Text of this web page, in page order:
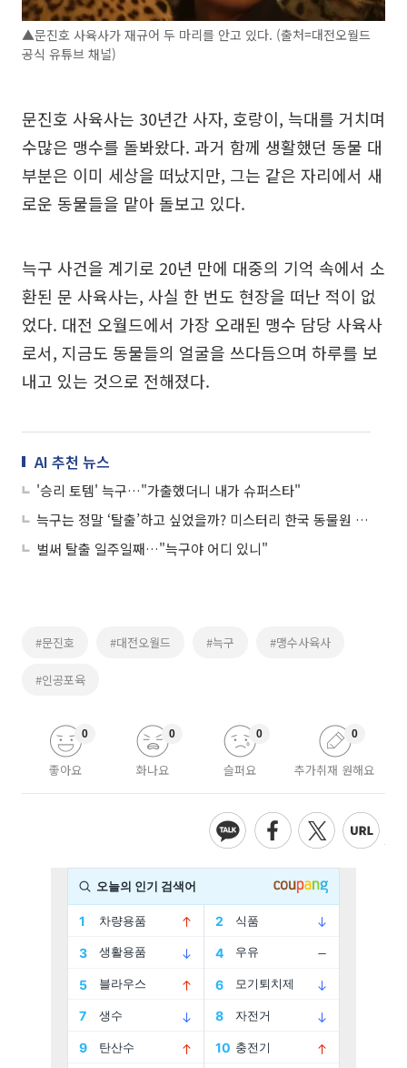
▲문진호 사육사가 재규어 두 마리를 안고 있다. (출처=대전오월드
공식 유튜브 채널)
문진호 사육사는 30년간 사자, 호랑이, 늑대를 거치며
수많은 맹수를 돌봐왔다. 과거 함께 생활했던 동물 대
부분은 이미 세상을 떠났지만, 그는 같은 자리에서 새
로운 동물들을 맡아 돌보고 있다.
늑구 사건을 계기로 20년 만에 대중의 기억 속에서 소
환된 문 사육사는, 사실 한 번도 현장을 떠난 적이 없
었다. 대전 오월드에서 가장 오래된 맹수 담당 사육사
로서, 지금도 동물들의 얼굴을 쓰다듬으며 하루를 보
내고 있는 것으로 전해졌다.
AI 추천 뉴스
'승리 토템' 늑구…"가출했더니 내가 슈퍼스타"
늑구는 정말 ‘탈출’하고 싶었을까? 미스터리 한국 동물원 탈출사
벌써 탈출 일주일째…"늑구야 어디 있니"
#문진호 #대전오월드 #늑구 #맹수사육사
#인공포육
좋아요
0
화나요
0
슬퍼요
0
추가취재 원해요
0